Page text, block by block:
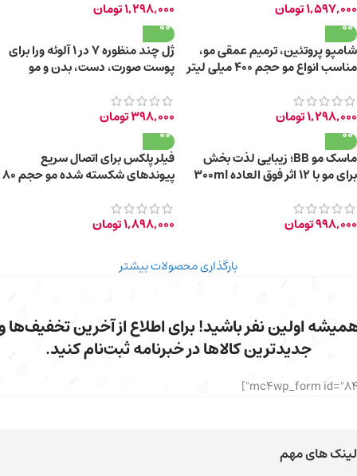
1,597,000تومان 1,298,000تومان
شامپو پروتئین، ترمیم عمقی مو،
مناسب انواع مو حجم 400 میلی لیتر
1,298,000تومان
ژل چند منظوره 7 در 1 آلوئه ورا برای
پوست صورت، دست، بدن و مو
398,000تومان
ماسک مو BB؛ زیبایی لذت بخش
برای مو با 12 اثر فوق العاده 300ml
998,000تومان
فیلر پلکس برای اتصال سریع
پيوندهای شكسته شده مو حجم ۸۰
1,898,000تومان
بارگذاری محصولات بیشتر
اولین نفر باشید! برای اطلاع از آخرین تخفیف‌ها
جدیدترین کالاها در خبرنامه ثبت‌نام کنید.
لینک های مهم